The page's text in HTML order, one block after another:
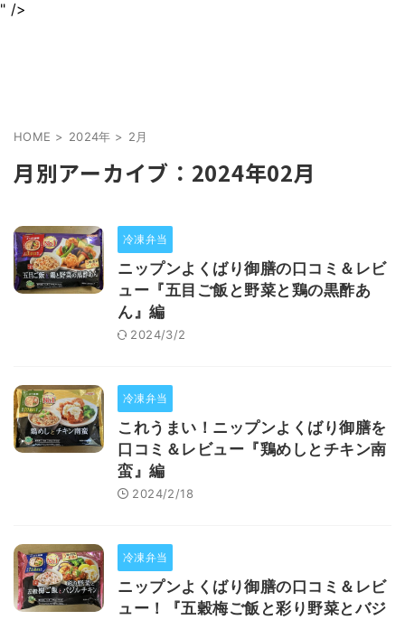
" />
HOME > 2024年 > 2月
月別アーカイブ：2024年02月
冷凍弁当
ニップンよくばり御膳の口コミ＆レビ
ュー『五目ご飯と野菜と鶏の黒酢あ
ん』編
2024/3/2
冷凍弁当
これうまい！ニップンよくばり御膳を
口コミ＆レビュー『鶏めしとチキン南
蛮』編
2024/2/18
冷凍弁当
ニップンよくばり御膳の口コミ＆レビ
ュー！『五穀梅ご飯と彩り野菜とバジ